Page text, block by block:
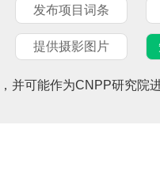
发布项目词条
提供摄影图片
并可能作为CNPP研究院